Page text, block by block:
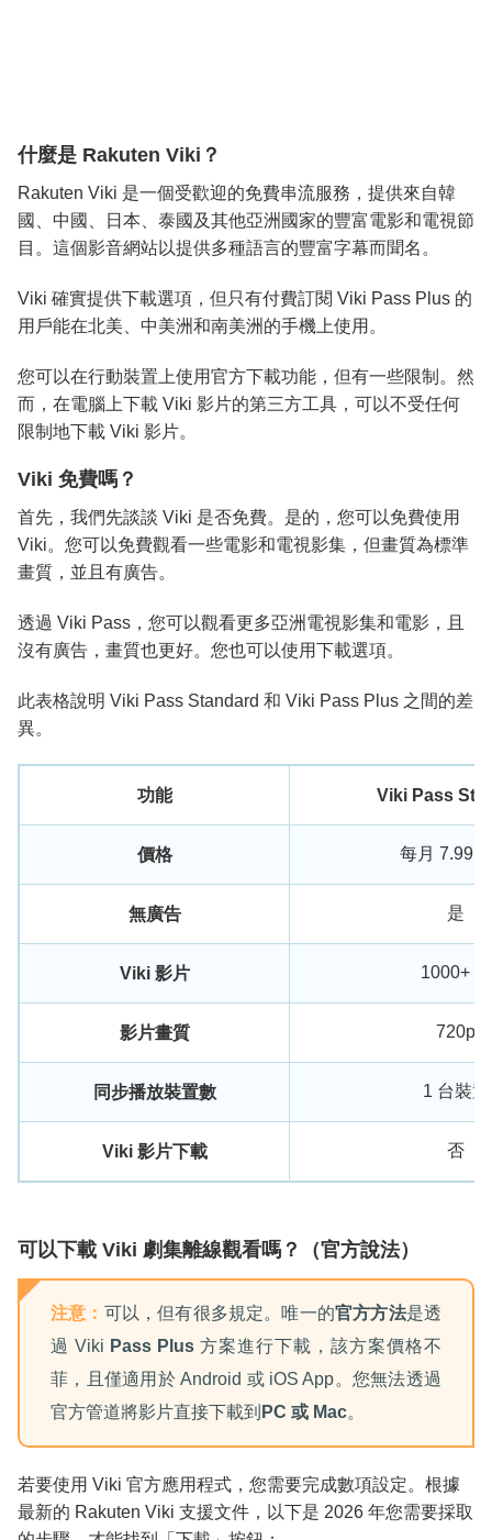
什麼是 Rakuten Viki？
Rakuten Viki 是一個受歡迎的免費串流服務，提供來自韓
國、中國、日本、泰國及其他亞洲國家的豐富電影和電視節
目。這個影音網站以提供多種語言的豐富字幕而聞名。
Viki 確實提供下載選項，但只有付費訂閱 Viki Pass Plus 的
用戶能在北美、中美洲和南美洲的手機上使用。
您可以在行動裝置上使用官方下載功能，但有一些限制。然
而，在電腦上下載 Viki 影片的第三方工具，可以不受任何
限制地下載 Viki 影片。
Viki 免費嗎？
首先，我們先談談 Viki 是否免費。是的，您可以免費使用
Viki。您可以免費觀看一些電影和電視影集，但畫質為標準
畫質，並且有廣告。
透過 Viki Pass，您可以觀看更多亞洲電視影集和電影，且
沒有廣告，畫質也更好。您也可以使用下載選項。
此表格說明 Viki Pass Standard 和 Viki Pass Plus 之間的差
異。
功能 Viki Pass
價格 每月 7.99
無廣告 是
Viki 影片 1000+ 部
影片畫質 720p
同步播放裝置數 1 台裝置
Viki 影片下載 否
可以下載 Viki 劇集離線觀看嗎？（官方說法）
注意： 可以，但有很多規定。唯一的官方方法是透
過 Viki Pass Plus 方案進行下載，該方案價格不
菲，且僅適用於 Android 或 iOS App。您無法透過
官方管道將影片直接下載到 PC 或 Mac。
若要使用 Viki 官方應用程式，您需要完成數項設定。根據
最新的 Rakuten Viki 支援文件，以下是 2026 年您需要採取